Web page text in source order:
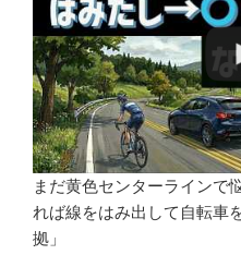
まだ黄色センターラインで
れば線をはみ出して自転車
拠」